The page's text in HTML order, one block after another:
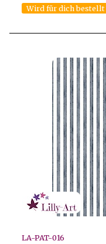
Wird für dich bestellt
LA-PAT-016